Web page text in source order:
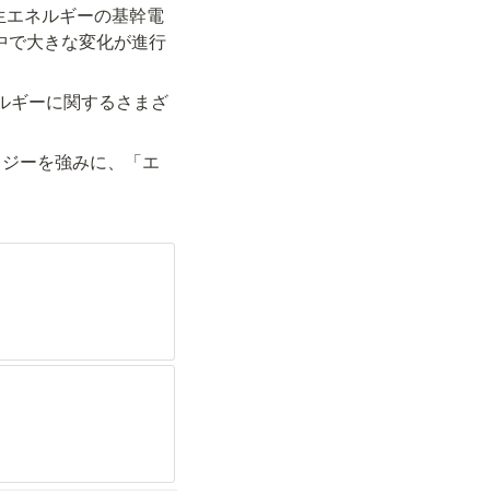
ネルギーの基幹電
で大きな変化が進行
ギーに関するさまざ
ーを強みに、「エ